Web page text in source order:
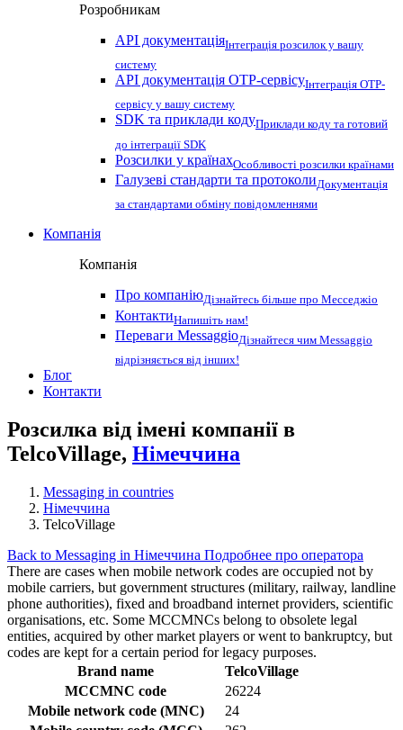
Розробникам
API документаціяІнтеграція розсилок у вашу
систему
API документація OTP-сервісуІнтеграція OTP-
сервісу у вашу систему
SDK та приклади кодуПриклади коду та готовий
до інтеграції SDK
Розсилки у країнахОсобливості розсилки країнами
Галузеві стандарти та протоколиДокументація
за стандартами обміну повідомленнями
Компанія
Компанія
Про компаніюДізнайтесь більше про Месседжіо
КонтактиНапишіть нам!
Переваги MessaggioДізнайтеся чим Messaggio
відрізняється від інших!
Блог
Контакти
Розсилка від імені компанії в
TelcoVillage, Німеччина
Messaging in countries
Німеччина
TelcoVillage
Back to Messaging in Німеччина Подробнее про оператора
There are cases when mobile network codes are occupied not by
mobile carriers, but government structures (military, railway, landline
phone authorities), fixed and broadband internet providers, scientific
organisations, etc. Some MCCMNCs belong to obsolete legal
entities, acquired by other market players or went to bankruptcy, but
codes are kept for a certain period for legacy purposes.
Brand name
TelcoVillage
MCCMNC code
26224
Mobile network code (MNC)
24